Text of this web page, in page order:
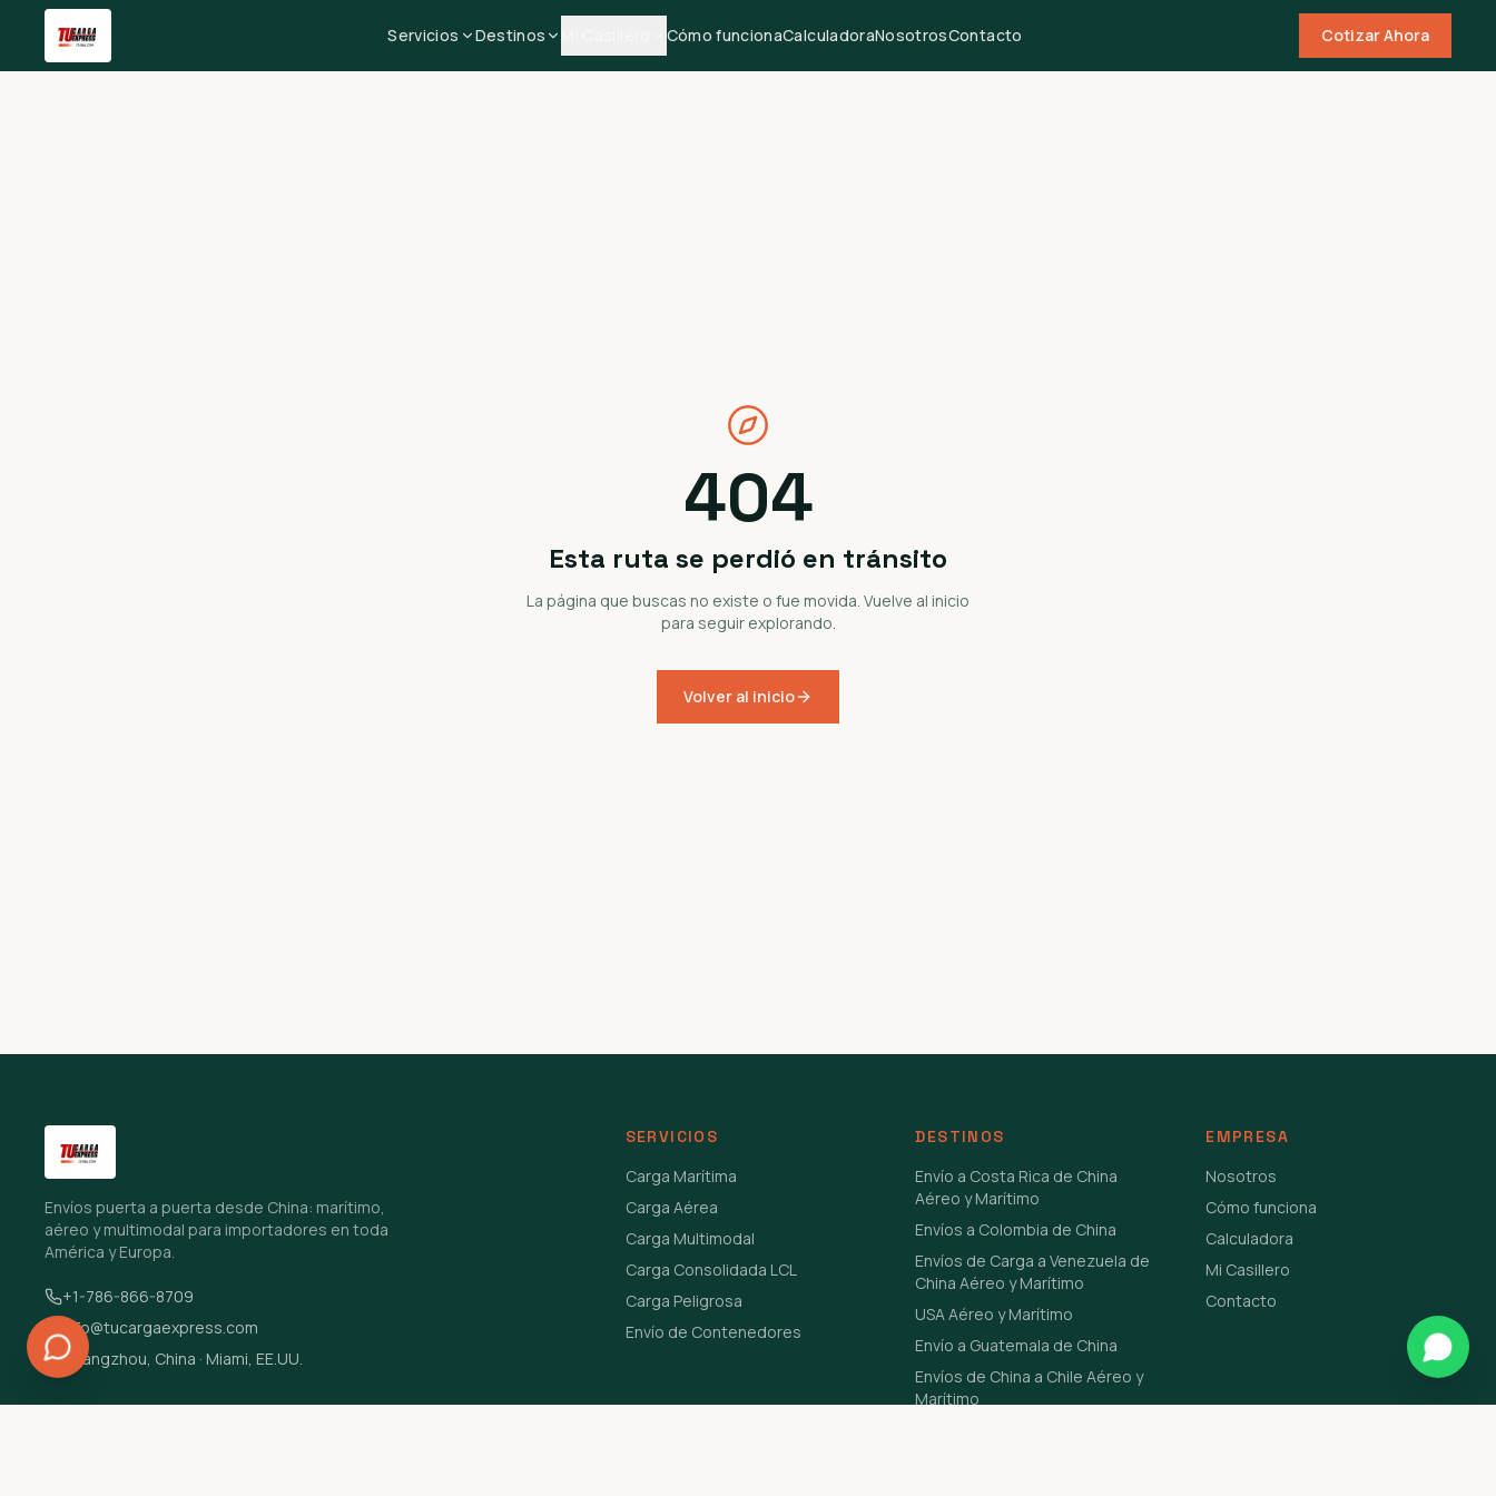
Servicios Destinos Cómo funcionaCalculadoraNosotrosContacto Cotizar Ahora
404
Esta ruta se perdió en tránsito
La página que buscas no existe o fue movida. Vuelve al inicio
para seguir explorando.
Volver al inicio
Envíos puerta a puerta desde China: marítimo,
aéreo y multimodal para importadores en toda
América y Europa.
+1-786-866-8709
info@tucargaexpress.com
Guangzhou, China · Miami, EE.UU.
SERVICIOS
Carga Marítima
Carga Aérea
Carga Multimodal
Carga Consolidada LCL
Carga Peligrosa
Envío de Contenedores
DESTINOS
Envío a Costa Rica de China
Aéreo y Marítimo
Envíos a Colombia de China
Envíos de Carga a Venezuela de
China Aéreo y Marítimo
USA Aéreo y Marítimo
Envío a Guatemala de China
Envíos de China a Chile Aéreo y
Marítimo
EMPRESA
Nosotros
Cómo funciona
Calculadora
Mi Casillero
Contacto